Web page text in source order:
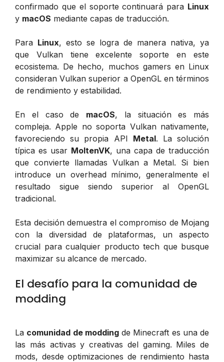
confirmado que el soporte continuará para Linux
y macOS mediante capas de traducción.
Para Linux, esto se logra de manera nativa, ya
que Vulkan tiene excelente soporte en este
ecosistema. De hecho, muchos gamers en Linux
consideran Vulkan superior a OpenGL en términos
de rendimiento y estabilidad.
En el caso de macOS, la situación es más
compleja. Apple no soporta Vulkan nativamente,
favoreciendo su propia API Metal. La solución
típica es usar MoltenVK, una capa de traducción
que convierte llamadas Vulkan a Metal. Si bien
introduce un overhead mínimo, generalmente el
resultado sigue siendo superior al OpenGL
tradicional.
Esta decisión demuestra el compromiso de Mojang
con la diversidad de plataformas, un aspecto
crucial para cualquier producto tech que busque
maximizar su alcance de mercado.
El desafío para la comunidad de
modding
La comunidad de moddingde Minecraft es una de
las más activas y creativas del gaming. Miles de
mods, desde optimizaciones de rendimiento hasta